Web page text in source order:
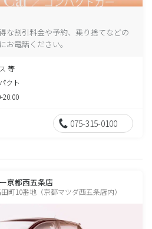
な割引料金や予約、乗り捨てなどの
お電話ください。
等
クト
20:00
075-315-0100
京都西五条店
町10番地（京都マツダ西五条店内）